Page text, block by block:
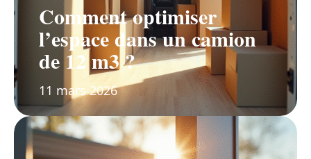
Comment optimiser
l’espace dans un camion
de 12 m3 ?
11 mars 2026